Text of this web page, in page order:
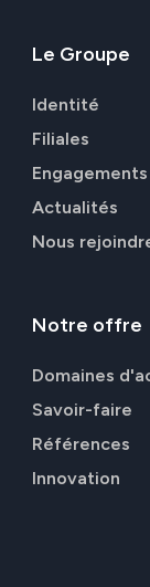
Le Groupe
Identité
Filiales
Engagements
Actualités
Nous
Notre offre
Domaines
Savoir-faire
Références
Innovation